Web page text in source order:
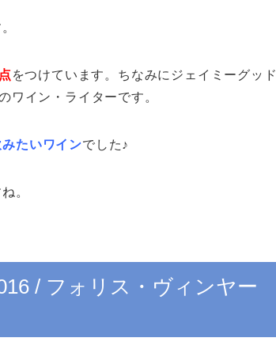
をつけています。ちなみにジェイミーグッド
ワイン・ライターです。
たいワインでした♪
。
/ フォリス・ヴィンヤー